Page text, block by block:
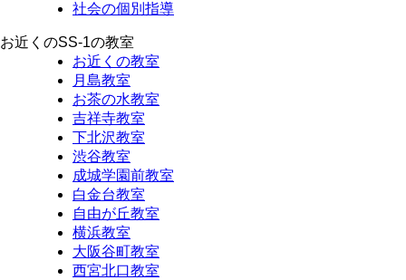
社会の個別指導
お近くのSS-1の教室
お近くの教室
月島教室
お茶の水教室
吉祥寺教室
下北沢教室
渋谷教室
成城学園前教室
白金台教室
自由が丘教室
横浜教室
大阪谷町教室
西宮北口教室